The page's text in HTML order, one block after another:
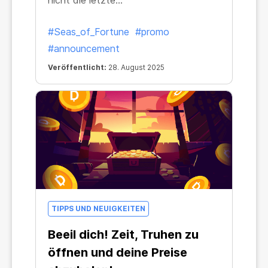
#Seas_of_Fortune #promo
#announcement
Veröffentlicht: 28. August 2025
TIPPS UND NEUIGKEITEN
Beeil dich! Zeit, Truhen zu
öffnen und deine Preise